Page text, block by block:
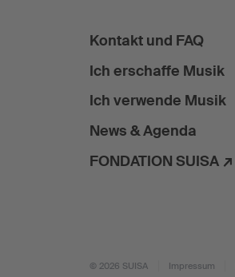
Kontakt und FAQ
Ich erschaffe Musik
Ich verwende Musik
News & Agenda
FONDATION SUISA ↗
© 2026 SUISA Impressum